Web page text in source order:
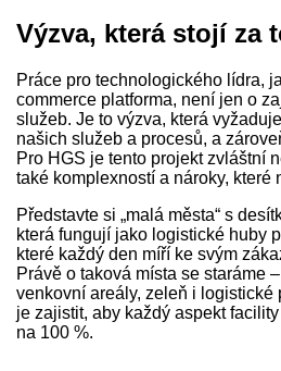
Výzva, která stojí za
Práce pro technologického lídra,
commerce platforma, není jen o
služeb. Je to výzva, která
našich služeb a procesů, a
Pro HGS je tento projekt zvláštní
také komplexností a nároky, které
Představte si „malá města“ s
která fungují jako logistické huby
které každý den míří ke svým
Právě o taková místa se staráme
venkovní areály, zeleň i logistické
je zajistit, aby každý aspekt
na 100 %.